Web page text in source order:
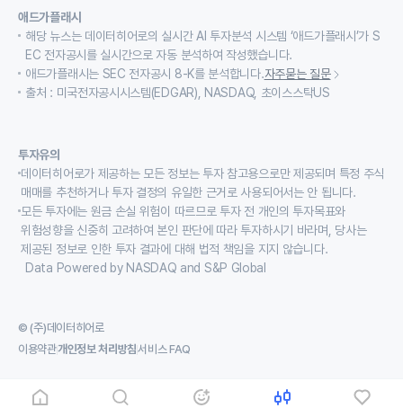
애드가플래시
해당 뉴스는 데이터히어로의 실시간 AI 투자분석 시스템 ‘애드가플래시’가 S
EC 전자공시를 실시간으로 자동 분석하여 작성했습니다.
애드가플래시는 SEC 전자공시 8-K를 분석합니다.자주묻는 질문
출처 : 미국전자공시시스템(EDGAR), NASDAQ, 초이스스탁US
투자유의
데이터히어로가 제공하는 모든 정보는 투자 참고용으로만 제공되며 특정 주식
매매를 추천하거나 투자 결정의 유일한 근거로 사용되어서는 안 됩니다.
모든 투자에는 원금 손실 위험이 따르므로 투자 전 개인의 투자목표와
위험성향을 신중히 고려하여 본인 판단에 따라 투자하시기 바라며, 당사는
제공된 정보로 인한 투자 결과에 대해 법적 책임을 지지 않습니다.
Data Powered by NASDAQ and S&P Global
© (주)데이터히어로
이용약관개인정보 처리방침서비스 FAQ